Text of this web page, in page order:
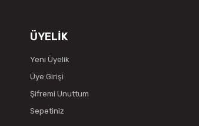
ÜYELİK
Yeni Üyelik
Üye Girişi
Şifremi Unuttum
Sepetiniz